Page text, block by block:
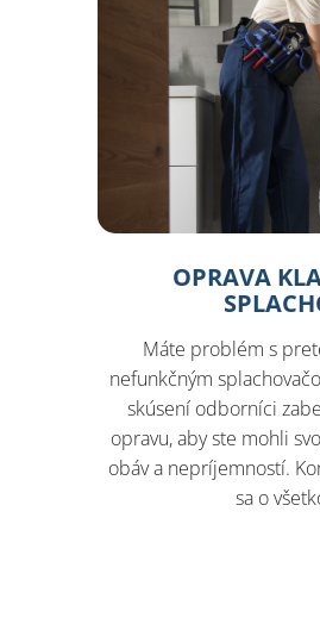
OPRAVA
Máte problém s
nefunkčným
skúsení odborníci
opravu, aby ste mohli
obáv a nepríjemností.
sa o